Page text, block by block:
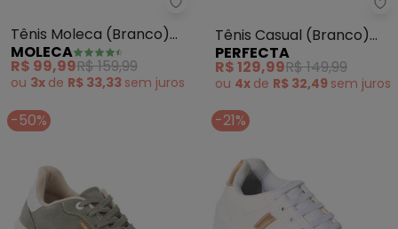
Moleca - Tênis Moleca
Tênis Moleca (Branco)
em Sintético
MOLECA
R$ 99,99R$ 159,99
ou 3x de R$ 33,33 sem juros
Tênis Casual (Branco)
com Detalhe de Glitter
PERFECTA
R$ 129,99R$ 149,99
ou 4x de R$ 32,49 sem juros
-50% -21%